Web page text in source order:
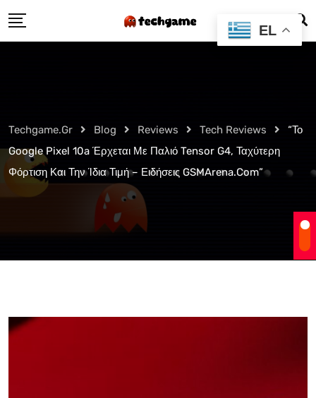
to
Techgame.gr Blog Reviews Tech Reviews
“Το
Google Pixel 10a Έρχεται Με Παλιό Tensor G4, Ταχύτερη
Φόρτιση Και Την Ίδια Τιμή – Ειδήσεις GSMArena.com”
EL